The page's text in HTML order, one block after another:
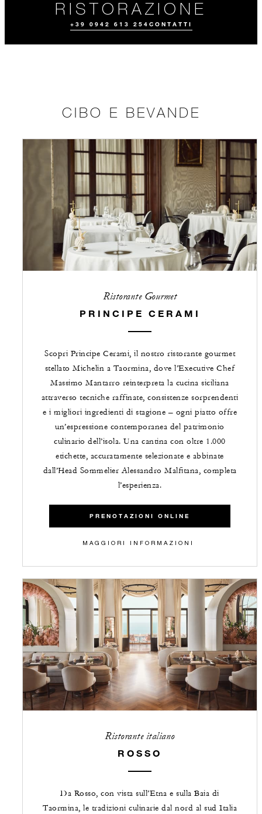
RISTORAZIONE
+39 0942 613 254 CONTATTI
CIBO E
BEVANDE
EVENTI
CIBO E BEVANDE
Ristorante Gourmet
PRINCIPE CERAMI
Scopri Principe Cerami, il nostro ristorante gourmet
stellato Michelin a Taormina, dove l’Executive Chef
Massimo Mantarro reinterpreta la cucina siciliana
attraverso tecniche raffinate, consistenze sorprendenti
e i migliori ingredienti di stagione – ogni piatto offre
un’espressione contemporanea del patrimonio
culinario dell’isola. Una cantina con oltre 1.000
etichette, accuratamente selezionate e abbinate
dall’Head Sommelier Alessandro Malfitana, completa
l’esperienza.
PRENOTAZIONI ONLINE
MAGGIORI INFORMAZIONI
Ristorante italiano
ROSSO
Da Rosso, con vista sull’Etna e sulla Baia di
Taormina, le tradizioni culinarie dal nord al sud Italia